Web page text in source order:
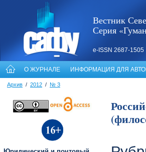
Вестник
Серия
e-ISSN 2687-
О ЖУРНАЛЕ ИНФОРМАЦИЯ ДЛЯ
Архив / 2012 / № 3